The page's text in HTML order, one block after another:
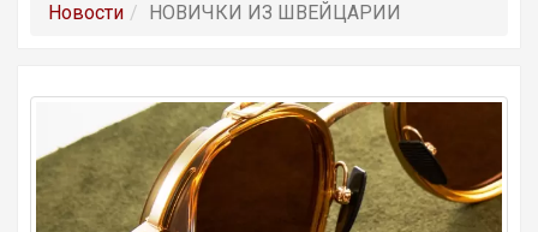
Новости НОВИЧКИ ИЗ ШВЕЙЦАРИИ